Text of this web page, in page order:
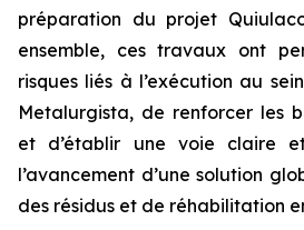
préparation du projet
ensemble, ces travaux ont
risques liés à l’exécution au
Metalurgista, de renforcer les
et d’établir une voie claire
l’avancement d’une solution
des résidus et de réhabilitation